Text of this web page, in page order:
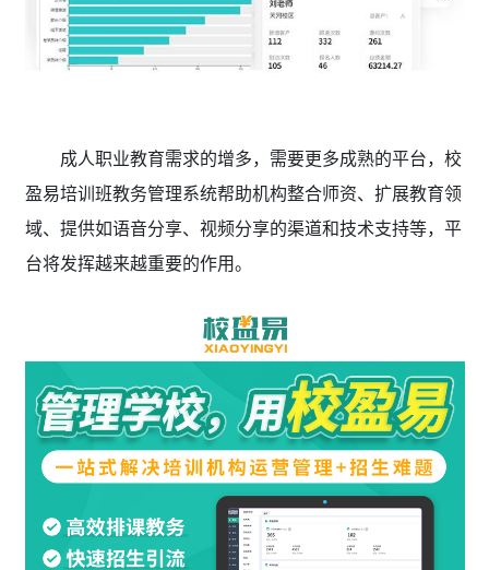
成人职业教育需求的增多，需要更多成熟的平台，校
盈易培训班教务管理系统帮助机构整合师资、扩展教育领
域、提供如语音分享、视频分享的渠道和技术支持等，平
台将发挥越来越重要的作用。